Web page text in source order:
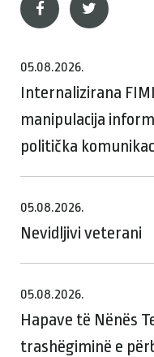
05.08.2026.
Internalizirana
manipulacija
politička
05.08.2026.
Nevidljivi veterani
05.08.2026.
Hapave të Nënës
trashëgiminë e